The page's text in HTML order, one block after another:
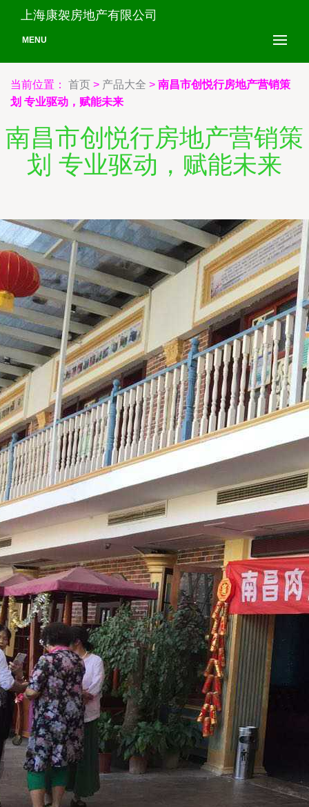
上海康袈房地产有限公司
MENU
当前位置： 首页 > 产品大全 > 南昌市创悦行房地产营销策
划 专业驱动，赋能未来
南昌市创悦行房地产营销策
划 专业驱动，赋能未来